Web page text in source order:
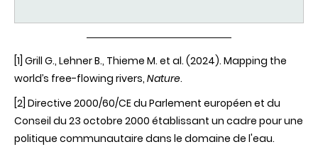
[1] Grill G., Lehner B., Thieme M. et al. (2024). Mapping the
world’s free-flowing rivers, Nature.
[2] Directive 2000/60/CE du Parlement européen et du
Conseil du 23 octobre 2000 établissant un cadre pour une
politique communautaire dans le domaine de l'eau.